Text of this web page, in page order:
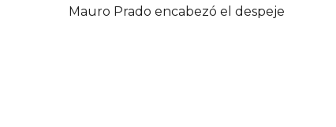
Mauro Prado encabezó el despeje